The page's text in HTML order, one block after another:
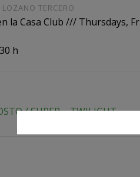
TERCERO
la Casa Club /// Thursdays,
h
/ SUPER – TWILIGHT